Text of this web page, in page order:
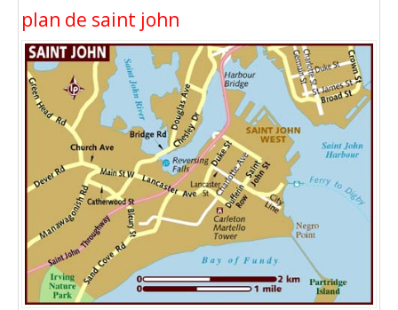
plan de saint john